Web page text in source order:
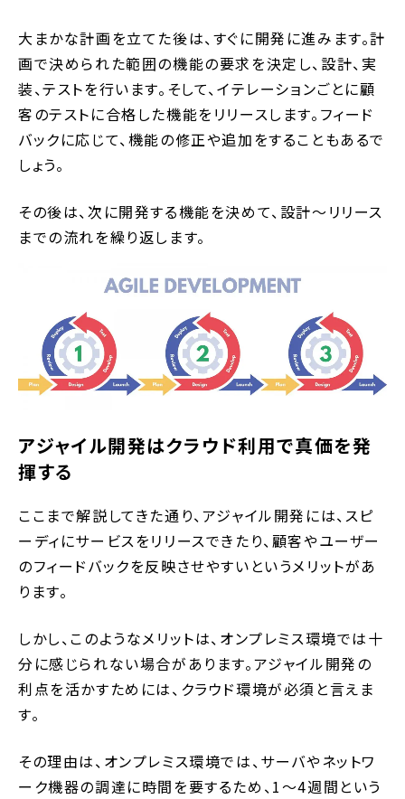
大まかな計画を立てた後は、すぐに開発に進みます。計
画で決められた範囲の機能の要求を決定し、設計、実
装、テストを行います。そして、イテレーションごとに顧
客のテストに合格した機能をリリースします。フィード
バックに応じて、機能の修正や追加をすることもあるで
しょう。
その後は、次に開発する機能を決めて、設計〜リリース
までの流れを繰り返します。
アジャイル開発はクラウド利用で真価を発
揮する
ここまで解説してきた通り、アジャイル開発には、スピ
ーディにサービスをリリースできたり、顧客やユーザー
のフィードバックを反映させやすいというメリットがあ
ります。
しかし、このようなメリットは、オンプレミス環境では十
分に感じられない場合があります。アジャイル開発の
利点を活かすためには、クラウド環境が必須と言えま
す。
その理由は、オンプレミス環境では、サーバやネットワ
ーク機器の調達に時間を要するため、1〜4週間という